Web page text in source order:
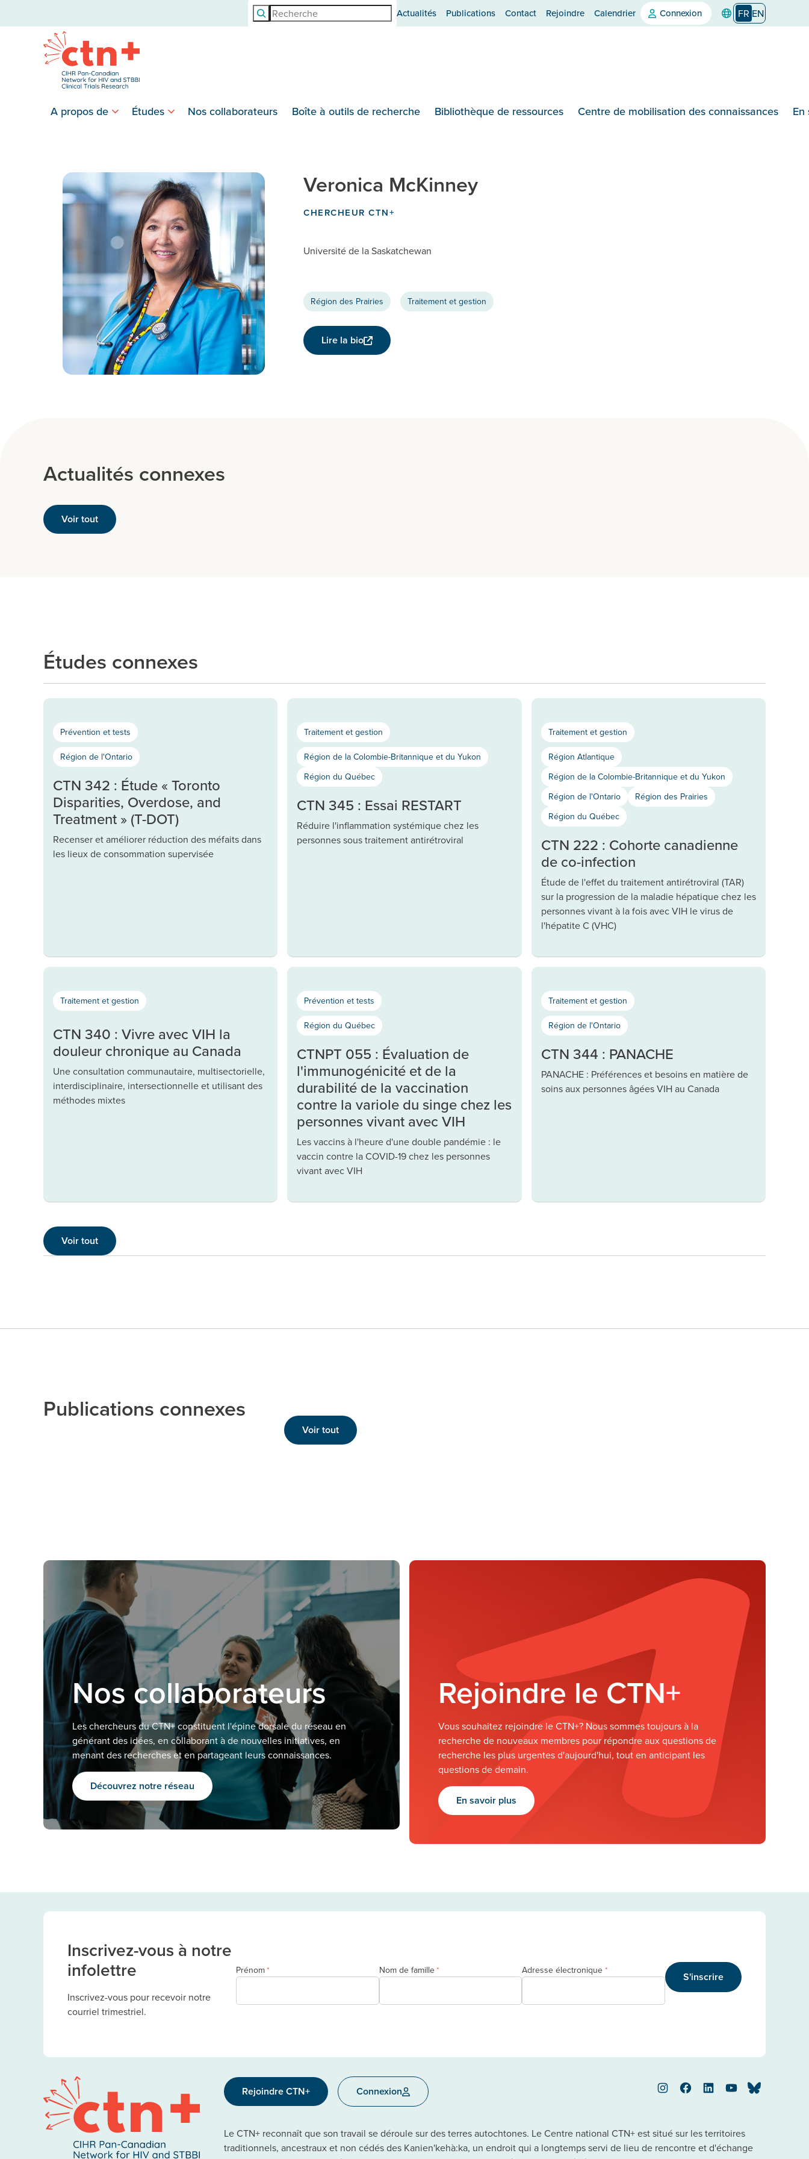
Recherche Actualités Publications Contact Rejoindre Calendrier Connexion FR EN
A propos de Études Nos collaborateurs Boîte à outils de recherche Bibliothèque de ressources Centre de mobilisation des connaissances En
Veronica McKinney
CHERCHEUR CTN+
Université de la Saskatchewan
Région des Prairies Traitement et gestion
Lire la bio
Actualités connexes
Voir tout
Études connexes
Prévention et tests
Région de l'Ontario
CTN 342 : Étude « Toronto
Disparities, Overdose, and
Treatment » (T-DOT)
Recenser et améliorer réduction des méfaits dans
les lieux de consommation supervisée
Traitement et gestion
Région de la Colombie-Britannique et du Yukon
Région du Québec
CTN 345 : Essai RESTART
Réduire l'inflammation systémique chez les
personnes sous traitement antirétroviral
Traitement et gestion
Région Atlantique
Région de la Colombie-Britannique et du Yukon
Région de l'Ontario
Région des Prairies
Région du Québec
CTN 222 : Cohorte canadienne
de co-infection
Étude de l'effet du traitement antirétroviral (TAR)
sur la progression de la maladie hépatique chez les
personnes vivant à la fois avec VIH le virus de
l'hépatite C (VHC)
Traitement et gestion
CTN 340 : Vivre avec VIH la
douleur chronique au Canada
Une consultation communautaire, multisectorielle,
interdisciplinaire, intersectionnelle et utilisant des
méthodes mixtes
Prévention et tests
Région du Québec
CTNPT 055 : Évaluation de
l'immunogénicité et de la
durabilité de la vaccination
contre la variole du singe chez les
personnes vivant avec VIH
Les vaccins à l'heure d'une double pandémie : le
vaccin contre la COVID-19 chez les personnes
vivant avec VIH
Traitement et gestion
Région de l'Ontario
CTN 344 : PANACHE
PANACHE : Préférences et besoins en matière de
soins aux personnes âgées VIH au Canada
Voir tout
Publications connexes
Voir tout
Nos collaborateurs
Les chercheurs du CTN+ constituent l'épine dorsale du réseau en
générant des idées, en collaborant à de nouvelles initiatives, en
menant des recherches et en partageant leurs connaissances.
Découvrez notre réseau
Rejoindre le CTN+
Vous souhaitez rejoindre le CTN+? Nous sommes toujours à la
recherche de nouveaux membres pour répondre aux questions de
recherche les plus urgentes d'aujourd'hui, tout en anticipant les
questions de demain.
En savoir plus
Inscrivez-vous à notre
infolettre
Inscrivez-vous pour recevoir notre
courriel trimestriel.
Prénom* Nom de famille* Adresse électronique * S'inscrire
Rejoindre CTN+ Connexion InstagramFacebook
LinkedInYouTubeBluesky
Le CTN+ reconnaît que son travail se déroule sur des terres autochtones. Le Centre national CTN+ est situé sur les territoires
traditionnels, ancestraux et non cédés des Kanien'kehà:ka, un endroit qui a longtemps servi de lieu de rencontre et d'échange